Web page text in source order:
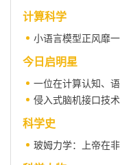
计算科学
小语言模型正风靡
今日启明星
侵入式脑机接口技
科学史
玻姆力学：上帝在